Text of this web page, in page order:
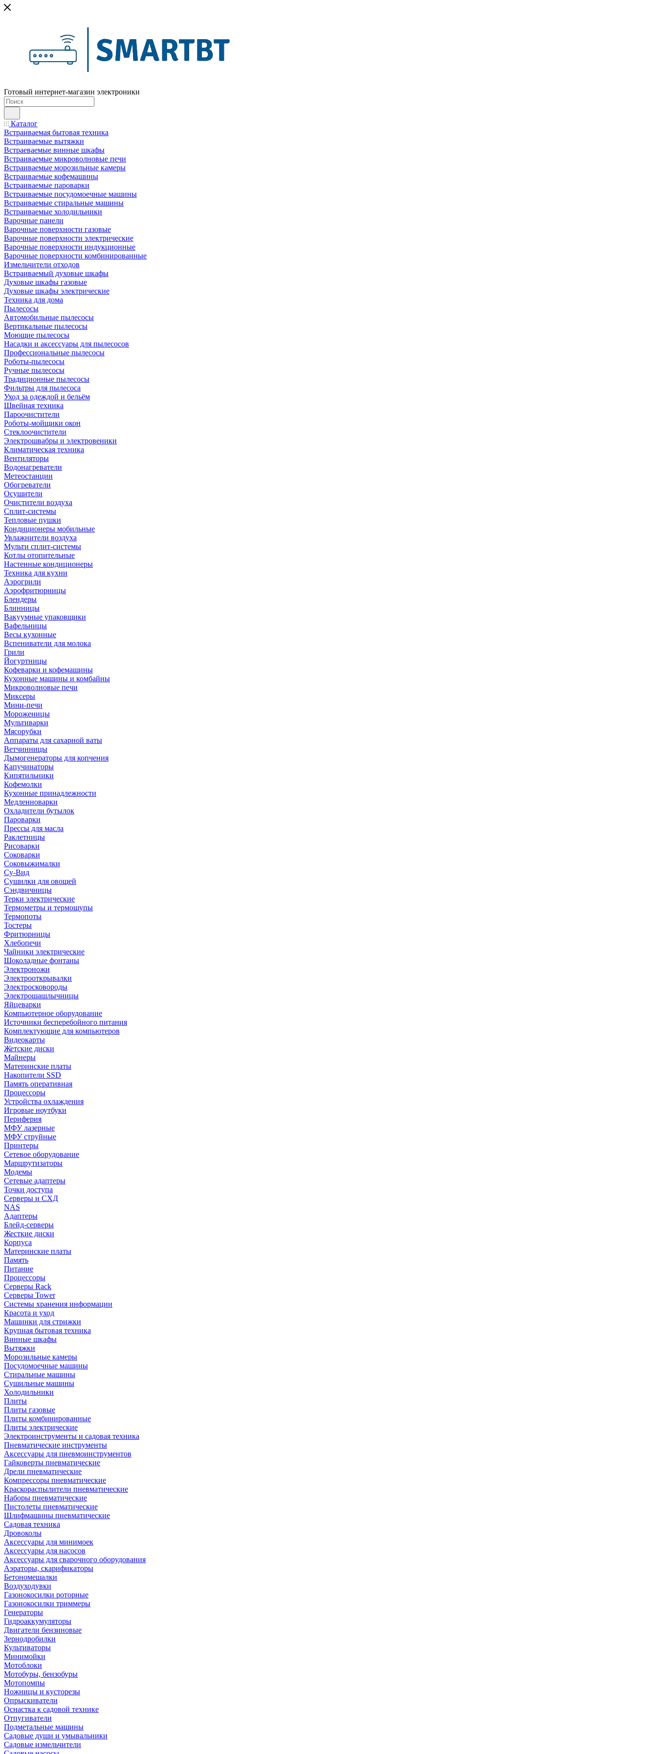
Готовый интернет-магазин электроники
Каталог
Встраиваемая бытовая техника
Встраиваемые вытяжки
Встраеваемые винные шкафы
Встраиваемые микроволновые печи
Встраиваемые морозильные камеры
Встраиваемые кофемашины
Встраиваемые пароварки
Встраиваемые посудомоечные машины
Встраиваемые стиральные машины
Встраиваемые холодильники
Варочные панели
Варочные поверхности газовые
Варочные поверхности электрические
Варочные поверхности индукционные
Варочные поверхности комбинированные
Измельчители отходов
Встраиваемый духовые шкафы
Духовые шкафы газовые
Духовые шкафы электрические
Техника для дома
Пылесосы
Автомобильные пылесосы
Вертикальные пылесосы
Моющие пылесосы
Насадки и аксессуары для пылесосов
Профессиональные пылесосы
Роботы-пылесосы
Ручные пылесосы
Традиционные пылесосы
Фильтры для пылесоса
Уход за одеждой и бельём
Швейная техника
Пароочистители
Роботы-мойщики окон
Стеклоочистители
Электрошвабры и электровеники
Климатическая техника
Вентиляторы
Водонагреватели
Метеостанции
Обогреватели
Осушители
Очистители воздуха
Сплит-системы
Тепловые пушки
Кондиционеры мобильные
Увлажнители воздуха
Мульти сплит-системы
Котлы отопительные
Настенные кондиционеры
Техника для кухни
Аэрогрили
Аэрофритюрницы
Блендеры
Блинницы
Вакуумные упаковщики
Вафельницы
Весы кухонные
Вспениватели для молока
Грили
Йогуртницы
Кофеварки и кофемашины
Кухонные машины и комбайны
Микроволновые печи
Миксеры
Мини-печи
Мороженицы
Мультиварки
Мясорубки
Аппараты для сахарной ваты
Ветчинницы
Дымогенераторы для копчения
Капучинаторы
Кипятильники
Кофемолки
Кухонные принадлежности
Медленноварки
Охладители бутылок
Пароварки
Прессы для масла
Раклетницы
Рисоварки
Соковарки
Соковыжималки
Су-Вид
Сушилки для овощей
Сэндвичницы
Терки электрические
Термометры и термощупы
Термопоты
Тостеры
Фритюрницы
Хлебопечи
Чайники электрические
Шоколадные фонтаны
Электроножи
Электрооткрывалки
Электросковороды
Электрошашлычницы
Яйцеварки
Компьютерное оборудование
Источники бесперебойного питания
Комплектующие для компьютеров
Видеокарты
Жетские диски
Майнеры
Материнские платы
Накопители SSD
Память оперативная
Процессоры
Устройства охлаждения
Игровые ноутбуки
Периферия
МФУ лазерные
МФУ струйные
Принтеры
Сетевое оборудование
Маршрутизаторы
Модемы
Сетевые адаптеры
Точки доступа
Серверы и СХД
NAS
Адаптеры
Блейд-серверы
Жесткие диски
Корпуса
Материнские платы
Память
Питание
Процессоры
Серверы Rack
Серверы Tower
Системы хранения информации
Красота и уход
Машинки для стрижки
Крупная бытовая техника
Винные шкафы
Вытяжки
Морозильные камеры
Посудомоечные машины
Стиральные машины
Сушильные машины
Холодильники
Плиты
Плиты газовые
Плиты комбинированные
Плиты электрические
Электроинструменты и садовая техника
Пневматические инструменты
Аксессуары для пневмоинструментов
Гайковерты пневматические
Дрели пневматические
Компрессоры пневматические
Краскораспылители пневматические
Наборы пневматические
Пистолеты пневматические
Шлифмашины пневматические
Садовая техника
Дровоколы
Аксессуары для минимоек
Аксессуары для насосов
Аксессуары для сварочного оборудования
Аэраторы, скарификаторы
Бетономешалки
Воздуходувки
Газонокосилки роторные
Газонокосилки триммеры
Генераторы
Гидроаккумуляторы
Двигатели бензиновые
Зернодробилки
Культиваторы
Минимойки
Мотоблоки
Мотобуры, бензобуры
Мотопомпы
Ножницы и кусторезы
Опрыскиватели
Оснастка к садовой технике
Отпугиватели
Подметальные машины
Садовые души и умывальники
Садовые измельчители